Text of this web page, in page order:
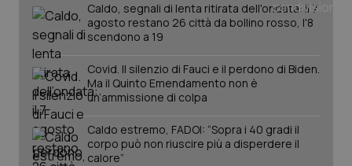
Caldo, segnali di lenta ritirata dell'ondata: il 7
agosto restano 26 città da bollino rosso, l'8
scendono a 19
Covid. Il silenzio di Fauci e il perdono di Biden.
Ma il Quinto Emendamento non è
un’ammissione di colpa
Caldo estremo, FADOI: “Sopra i 40 gradi il
corpo può non riuscire più a disperdere il
calore”